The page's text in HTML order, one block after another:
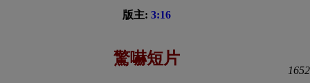
版主: 3:16
驚嚇短片
1652